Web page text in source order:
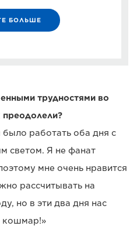
БОЛЬШЕ
трудностями во
преодолели?
работать оба дня с
светом. Я не фанат
мне очень нравится
рассчитывать на
но в эти два дня нас
кошмар!»